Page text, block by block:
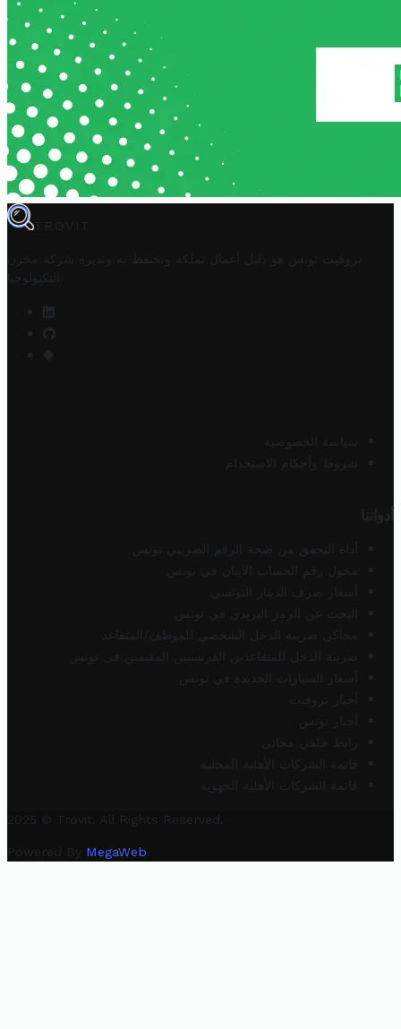
TROVIT
تروفيت تونس هو دليل أعمال تملكه وتحتفظ به وتديره
شركة مخزن
التكنولوجيا
سياسة الخصوصية
شروط وأحكام الاستخدام
أدواتنا
أداة التحقق من صحة الرقم الضريبي تونس
محول رقم الحساب الآيبان في تونس
أسعار صرف الدينار التونسي
البحث عن الرمز البريدي في تونس
محاكي ضريبة الدخل الشخصي للموظف/المتقاعد
ضريبة الدخل للمتقاعدين الفرنسيين المقيمين في تونس
أسعار السيارات الجديدة في تونس
أخبار تروفيت
أخبار تونس
رابط خلفي مجاني
قائمة الشركات الأهلية المحلية
قائمة الشركات الأهلية الجهوية
2025 © Trovit. All Rights Reserved.
Powered By MegaWeb